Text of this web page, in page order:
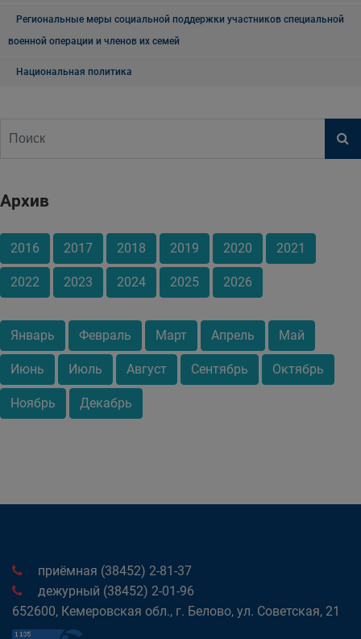
Региональные меры социальной поддержки участников специальной
военной операции и членов их семей
Национальная политика
Архив
2016 2017 2018 2019 2020 2021
2022 2023 2024 2025 2026
Январь Февраль Март Апрель Май
Июнь Июль Август Сентябрь Октябрь
Ноябрь Декабрь
приёмная (38452) 2-81-37
дежурный (38452) 2-01-96
652600, Кемеровская обл., г. Белово, ул. Советская, 21